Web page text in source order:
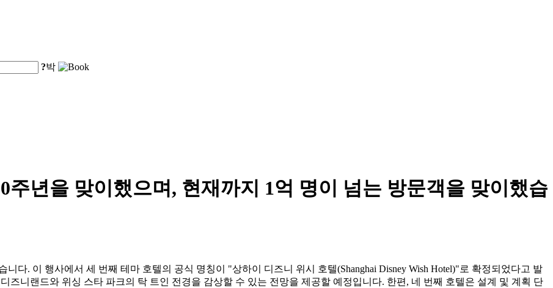
?박
주년을 맞이했으며, 현재까지 1억 명이 넘는 방문객을 맞이했습
다. 이 행사에서 세 번째 테마 호텔의 공식 명칭이 "상하이 디즈니 위시 호텔(Shanghai Disney Wish Hotel)"로 확정되었다고 발
즈니랜드와 위싱 스타 파크의 탁 트인 전경을 감상할 수 있는 전망을 제공할 예정입니다. 한편, 네 번째 호텔은 설계 및 계획 단